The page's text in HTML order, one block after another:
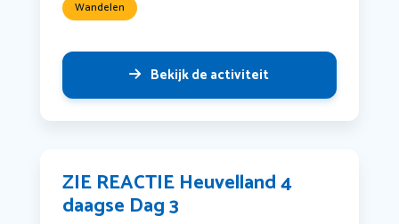
Wandelen
Bekijk de activiteit
ZIE REACTIE Heuvelland 4
daagse Dag 3